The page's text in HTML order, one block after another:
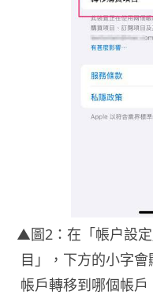
▲圖2：在「帳户設
目」，下方的小字
帳戶轉移到哪個帳